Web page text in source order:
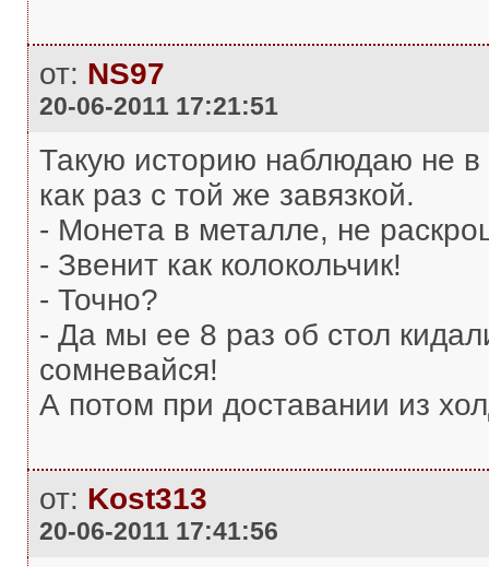
от: NS97
20-06-2011 17:21:51
Такую историю наблюдаю не
как раз с той же завязкой.
- Монета в металле, не
- Звенит как колокольчик!
- Точно?
- Да мы ее 8 раз об стол
сомневайся!
А потом при доставании из
от: Kost313
20-06-2011 17:41:56